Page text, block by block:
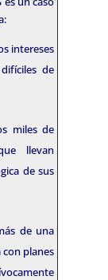
intereses
de
miles de
llevan
de sus
de una
planes